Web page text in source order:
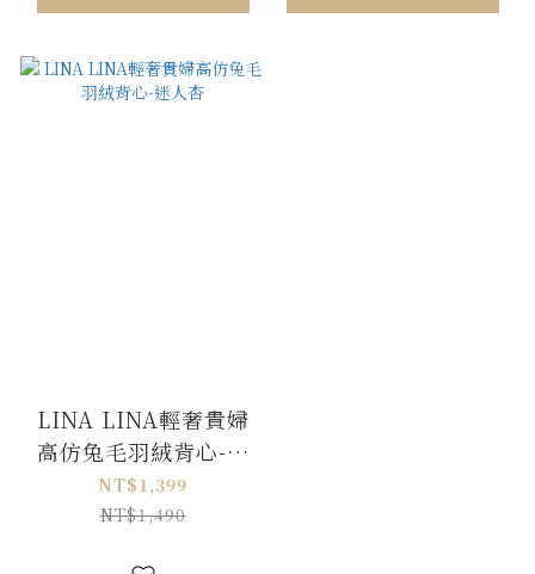
LINA LINA輕奢貴婦
高仿兔毛羽絨背心-迷
人杏
NT$1,399
NT$1,490